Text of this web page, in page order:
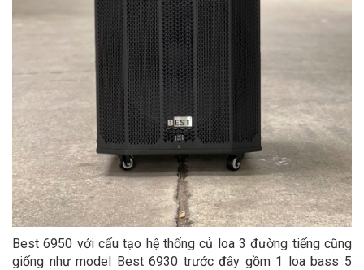
Best 6950 với cấu tạo hệ thống củ loa 3 đường tiếng cũng
giống như model Best 6930 trước đây gồm 1 loa bass 5